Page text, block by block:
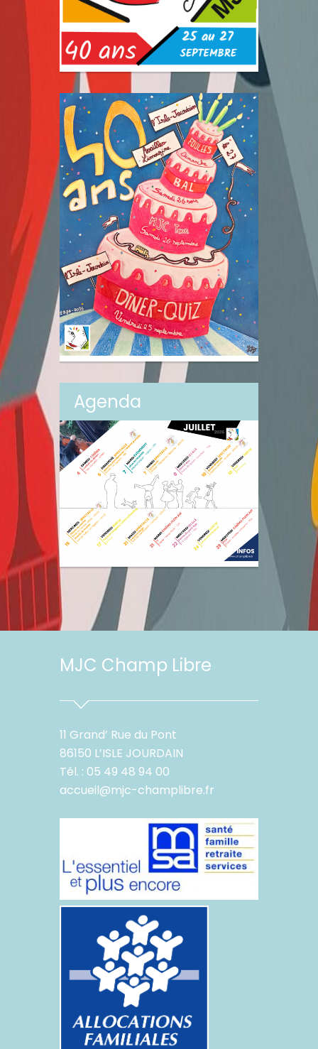
Agenda
MJC Champ Libre
11 Grand’ Rue du Pont
86150 L’ISLE JOURDAIN
Tél. : 05 49 48 94 00
accueil@mjc-champlibre.fr